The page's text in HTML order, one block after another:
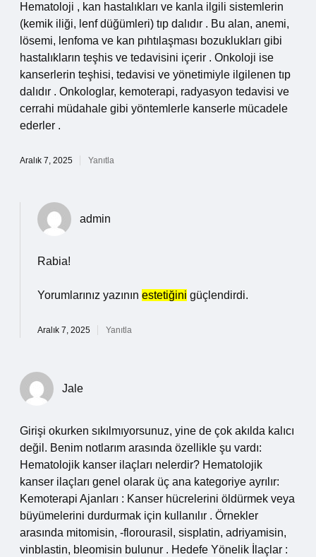
Hematoloji , kan hastalıkları ve kanla ilgili sistemlerin
(kemik iliği, lenf düğümleri) tıp dalıdır . Bu alan, anemi,
lösemi, lenfoma ve kan pıhtılaşması bozuklukları gibi
hastalıkların teşhis ve tedavisini içerir . Onkoloji ise
kanserlerin teşhisi, tedavisi ve yönetimiyle ilgilenen tıp
dalıdır . Onkologlar, kemoterapi, radyasyon tedavisi ve
cerrahi müdahale gibi yöntemlerle kanserle mücadele
ederler .
Aralık 7, 2025 Yanıtla
admin
Rabia!
Yorumlarınız yazının estetiğini güçlendirdi.
Aralık 7, 2025 Yanıtla
Jale
Girişi okurken sıkılmıyorsunuz, yine de çok akılda kalıcı
değil. Benim notlarım arasında özellikle şu vardı:
Hematolojik kanser ilaçları nelerdir? Hematolojik
kanser ilaçları genel olarak üç ana kategoriye ayrılır:
Kemoterapi Ajanları : Kanser hücrelerini öldürmek veya
büyümelerini durdurmak için kullanılır . Örnekler
arasında mitomisin, -florourasil, sisplatin, adriyamisin,
vinblastin, bleomisin bulunur . Hedefe Yönelik İlaçlar :